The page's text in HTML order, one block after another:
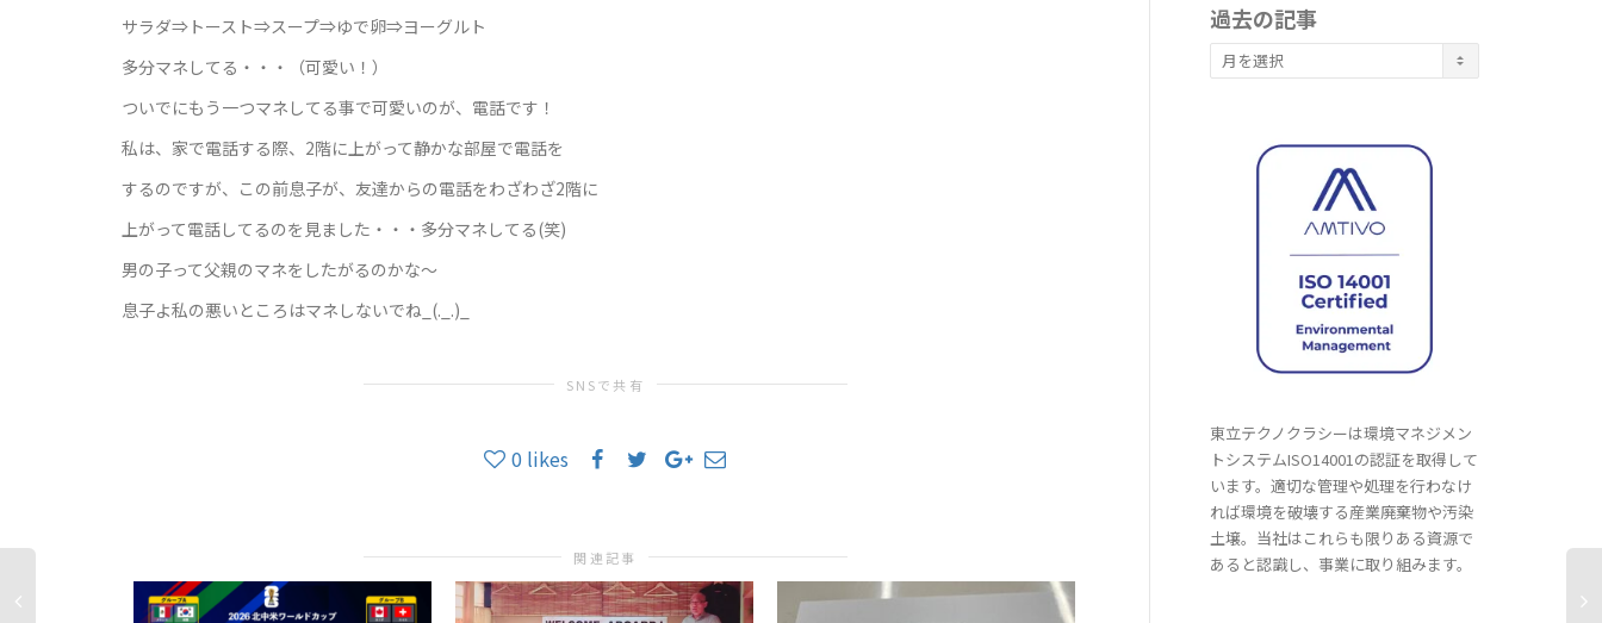
サラダ⇒トースト⇒スープ⇒ゆで卵⇒ヨーグルト
多分マネしてる・・・（可愛い！）
ついでにもう一つマネしてる事で可愛いのが、電話です！
私は、家で電話する際、2階に上がって静かな部屋で電話を
するのですが、この前息子が、友達からの電話をわざわざ2階に
上がって電話してるのを見ました・・・多分マネしてる(笑)
男の子って父親のマネをしたがるのかな～
息子よ私の悪いところはマネしないでね_(._.)_
SNSで共有
0 likes
関連記事
過去の記事
去
東立テクノクラシーは環境マネジメン
トシステムISO14001の認証を取得して
います。適切な管理や処理を行わなけ
れば環境を破壊する産業廃棄物や汚染
土壌。当社はこれらも限りある資源で
あると認識し、事業に取り組みます。